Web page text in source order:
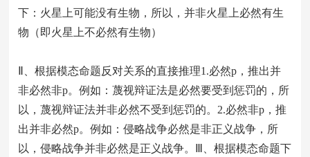
下：火星上可能没有生物，所以，并非火星上必然有生
物（即火星上不必然有生物）
Ⅱ、根据模态命题反对关系的直接推理1.必然p，推出并
非必然非p。例如：蔑视辩证法是必然要受到惩罚的，所
以，蔑视辩证法并非必然不受到惩罚的。2.必然非p，推
出并非必然p。例如：侵略战争必然是非正义战争，所
以，侵略战争并非必然是正义战争。Ⅲ、根据模态命题下